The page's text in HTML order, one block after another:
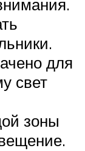
для
свет
зоны